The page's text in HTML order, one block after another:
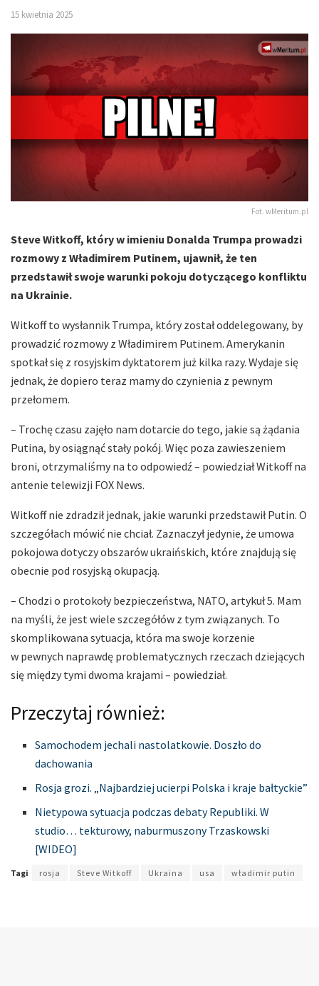
15 kwietnia 2025
Fot. wMeritum.pl
Steve Witkoff, który w imieniu Donalda Trumpa prowadzi
rozmowy z Władimirem Putinem, ujawnił, że ten
przedstawił swoje warunki pokoju dotyczącego konfliktu
na Ukrainie.
Witkoff to wysłannik Trumpa, który został oddelegowany, by
prowadzić rozmowy z Władimirem Putinem. Amerykanin
spotkał się z rosyjskim dyktatorem już kilka razy. Wydaje się
jednak, że dopiero teraz mamy do czynienia z pewnym
przełomem.
– Trochę czasu zajęło nam dotarcie do tego, jakie są żądania
Putina, by osiągnąć stały pokój. Więc poza zawieszeniem
broni, otrzymaliśmy na to odpowiedź – powiedział Witkoff na
antenie telewizji FOX News.
Witkoff nie zdradził jednak, jakie warunki przedstawił Putin. O
szczegółach mówić nie chciał. Zaznaczył jedynie, że umowa
pokojowa dotyczy obszarów ukraińskich, które znajdują się
obecnie pod rosyjską okupacją.
– Chodzi o protokoły bezpieczeństwa, NATO, artykuł 5. Mam
na myśli, że jest wiele szczegółów z tym związanych. To
skomplikowana sytuacja, która ma swoje korzenie
w pewnych naprawdę problematycznych rzeczach dziejących
się między tymi dwoma krajami – powiedział.
Przeczytaj również:
Samochodem jechali nastolatkowie. Doszło do
dachowania
Rosja grozi. „Najbardziej ucierpi Polska i kraje bałtyckie”
Nietypowa sytuacja podczas debaty Republiki. W
studio… tekturowy, naburmuszony Trzaskowski
[WIDEO]
Tagi rosja Steve Witkoff Ukraina usa władimir putin